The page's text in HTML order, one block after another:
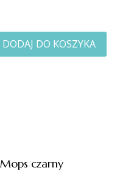
DODAJ DO KOSZYKA
czarny